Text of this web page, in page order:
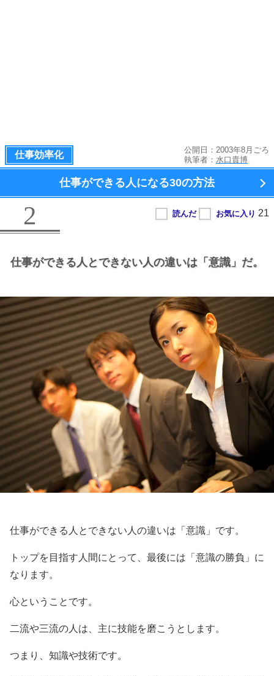
仕事効率化
公開日：2003年8月ごろ
執筆者： 水口貴博
仕事ができる人になる30の方法
2
仕事ができる人とできない人の違いは 「意識」だ。
仕事ができる人とできない人の違いは「意識」です。
トップを目指す人間にとって、最後には「意識の勝負」に
なります。
心ということです。
二流や三流の人は、主に技能を磨こうとします。
つまり、知識や技術です。